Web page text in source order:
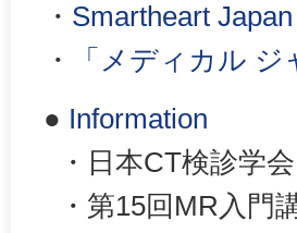
・ Smartheart
・
「メディカル
● Information
・日本CT検診学
・第15回MR入門